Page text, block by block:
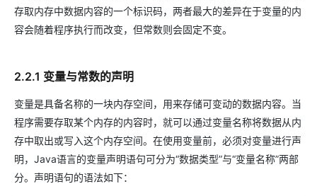
存取内存中数据内容的一个标识码，两者最大的差异在于变量的内
容会随着程序执行而改变，但常数则会固定不变。
2.2.1 变量与常数的声明
变量是具备名称的一块内存空间，用来存储可变动的数据内容。当
程序需要存取某个内存的内容时，就可以通过变量名称将数据从内
存中取出或写入这个内存空间。在使用变量前，必须对变量进行声
明，Java语言的变量声明语句可分为“数据类型”与“变量名称”两部
分。声明语句的语法如下：